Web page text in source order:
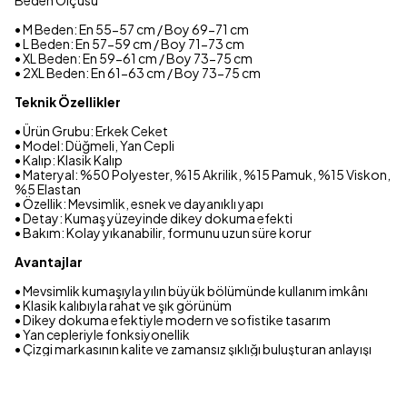
• M Beden: En 55-57 cm / Boy 69-71 cm
• L Beden: En 57-59 cm / Boy 71-73 cm
• XL Beden: En 59-61 cm / Boy 73-75 cm
• 2XL Beden: En 61-63 cm / Boy 73-75 cm
Teknik Özellikler
• Ürün Grubu: Erkek Ceket
• Model: Düğmeli, Yan Cepli
• Kalıp: Klasik Kalıp
• Materyal: %50 Polyester, %15 Akrilik, %15 Pamuk, %15 Viskon,
%5 Elastan
• Özellik: Mevsimlik, esnek ve dayanıklı yapı
• Detay: Kumaş yüzeyinde dikey dokuma efekti
• Bakım: Kolay yıkanabilir, formunu uzun süre korur
Avantajlar
• Mevsimlik kumaşıyla yılın büyük bölümünde kullanım imkânı
• Klasik kalıbıyla rahat ve şık görünüm
• Dikey dokuma efektiyle modern ve sofistike tasarım
• Yan cepleriyle fonksiyonellik
• Çizgi markasının kalite ve zamansız şıklığı buluşturan anlayışı